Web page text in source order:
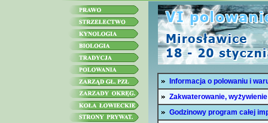
Informacja o polowaniu i
Zakwaterowanie,
Godzinowy program całej